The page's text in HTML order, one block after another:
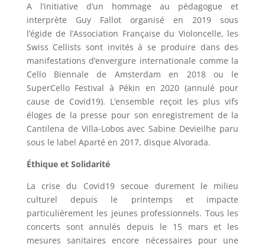
A l’initiative d’un hommage au pédagogue et
interprète Guy Fallot organisé en 2019 sous
l’égidede l’Association Française du Violoncelle, les
Swiss Cellists sont invités à se produire dans des
manifestations d’envergure internationale comme la
Cello Biennale de Amsterdam en 2018 ou le
SuperCello Festival à Pékin en 2020 (annulé pour
cause de Covid19). L’ensemble reçoit les plus vifs
éloges de la presse pour son enregistrement de la
Cantilena de Villa-Lobos avec Sabine Devieilhe paru
sous le label Aparté en 2017, disque Alvorada.
Éthique et Solidarité
La crise du Covid19 secoue durement le milieu
culturel depuis le printemps et impacte
particulièrement les jeunes professionnels. Tous les
concerts sont annulés depuis le 15 mars et les
mesures sanitaires encore nécessaires pour une